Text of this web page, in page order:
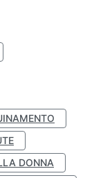
DONNA